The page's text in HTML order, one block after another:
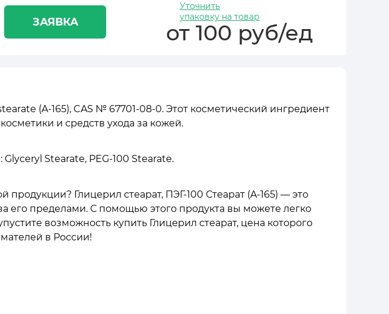
ЗАЯВКА
Уточнить
упаковку на товар
от 100 руб/ед
(A-165), CAS № 67701-08-0. Этот косметический ингредиент
и средств ухода за кожей.
Glyceryl Stearate, PEG-100 Stearate.
Глицерил стеарат, ПЭГ-100 Стеарат (A-165) — это
его пределами. С помощью этого продукта вы можете легко
возможность купить Глицерил стеарат, цена которого
в России!